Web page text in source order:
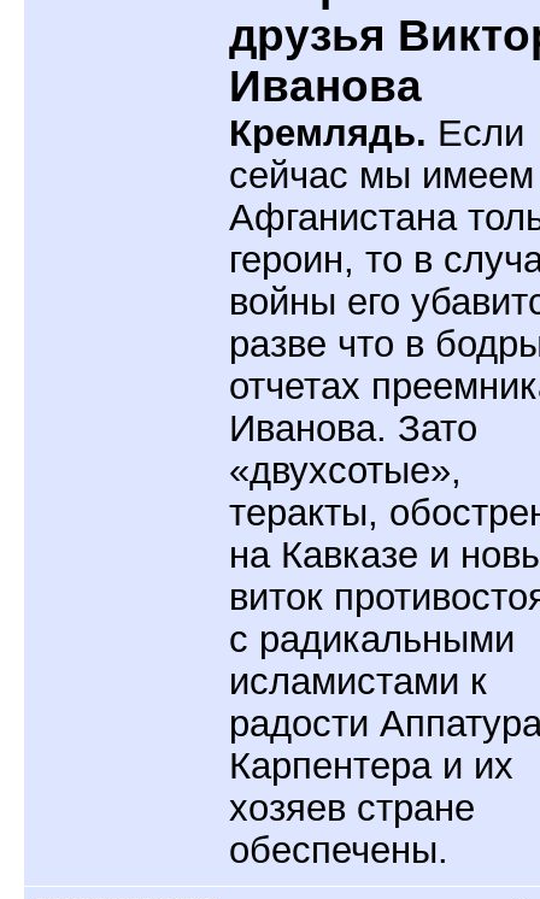
друзья
Иванова
Кремлядь. Если
сейчас мы имеем
Афганистана
героин, то в
войны его
разве что в
отчетах
Иванова. Зато
«двухсотые»,
теракты,
на Кавказе и
виток
с радикальными
исламистами к
радости
Карпентера и их
хозяев стране
обеспечены.